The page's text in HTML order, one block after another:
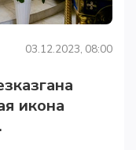
03.12.2023, 08:00
икона